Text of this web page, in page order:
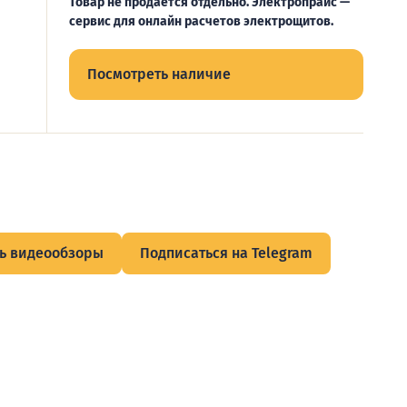
сервис для онлайн расчетов электрощитов.
Посмотреть наличие
видеообзоры Подписаться на Telegram